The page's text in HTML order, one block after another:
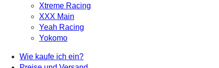
Xtreme Racing
XXX Main
Yeah Racing
Yokomo
Wie kaufe ich ein?